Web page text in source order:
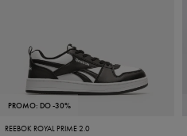
PROMO: DO -30%
REEBOK ROYAL PRIME 2.0